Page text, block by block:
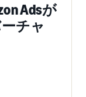
Adsが
チャ